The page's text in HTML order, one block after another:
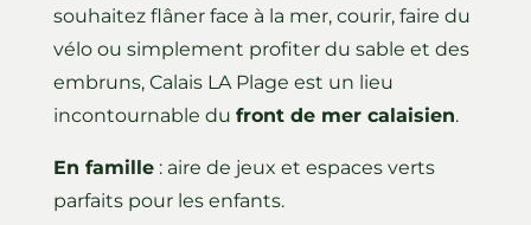
souhaitez flâner face à la mer, courir, faire du
vélo ou simplement profiter du sable et des
embruns, Calais LA Plage est un lieu
incontournable du front de mer calaisien.
En famille: aire de jeux et espaces verts
parfaits pour les enfants.